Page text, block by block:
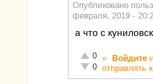
Опубликовано
февраля, 2019 -
а что с
Отлично!
0
Неадекватно!
0
» Войдите
отправлять